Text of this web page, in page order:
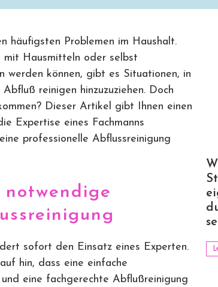
häufigsten Problemen im Haushalt.
Hausmitteln oder selbst
werden können, gibt es Situationen, in
reinigen hinzuzuziehen. Doch
Dieser Artikel gibt Ihnen einen
Expertise eines Fachmanns
professionelle Abflussreinigung
sofort den Einsatz eines Experten.
hin, dass eine einfache
eine fachgerechte Abflußreinigung